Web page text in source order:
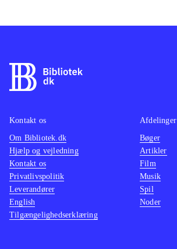
Kontakt os
Om Bibliotek.dk
Hjælp og vejledning
Kontakt os
Privatlivspolitik
Leverandører
English
Tilgængelighedserklæring
Afdelinger
Bøger
Artikler
Film
Musik
Spil
Noder